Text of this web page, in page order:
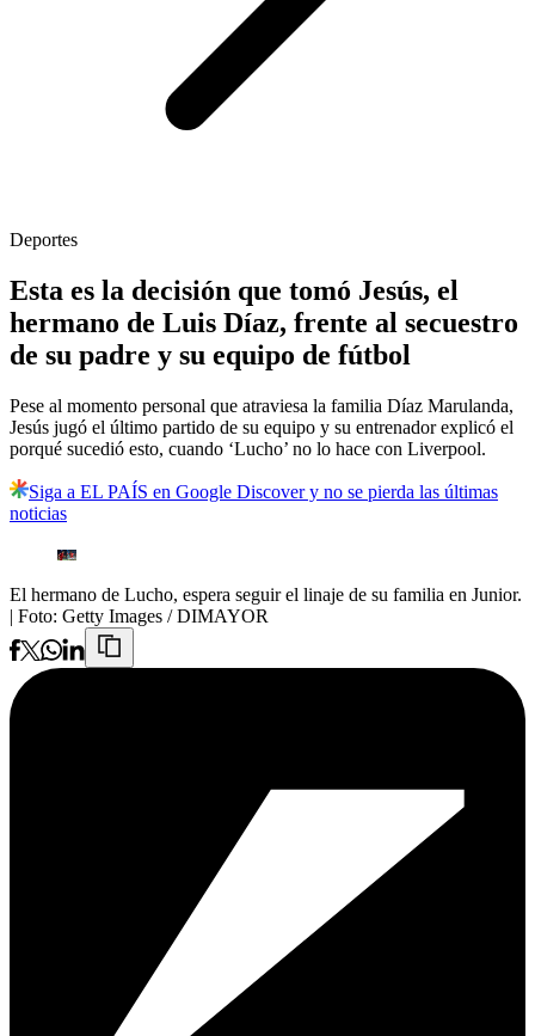
Deportes
Esta es la decisión que tomó Jesús, el
hermano de Luis Díaz, frente al secuestro
de su padre y su equipo de fútbol
Pese al momento personal que atraviesa la familia Díaz Marulanda,
Jesús jugó el último partido de su equipo y su entrenador explicó el
porqué sucedió esto, cuando ‘Lucho’ no lo hace con Liverpool.
Siga a EL PAÍS en Google Discover y no se pierda las últimas
noticias
El hermano de Lucho, espera seguir el linaje de su familia en Junior.
| Foto: Getty Images / DIMAYOR